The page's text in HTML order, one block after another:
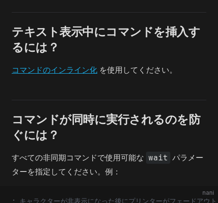
テキスト表示中にコマンドを挿入す
るには？
コマンドのインライン化 を使用してください。
コマンドが同時に実行されるのを防
ぐには？
すべての非同期コマンドで使用可能な wait パラメー
ターを指定してください。例：
nani
; キャラクターが非表示になった後にプリンターがフェードアウ